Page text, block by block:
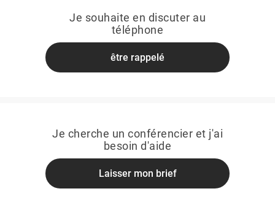
Je souhaite en discuter au
téléphone
être rappelé
Je cherche un conférencier et j'ai
besoin d'aide
Laisser mon brief